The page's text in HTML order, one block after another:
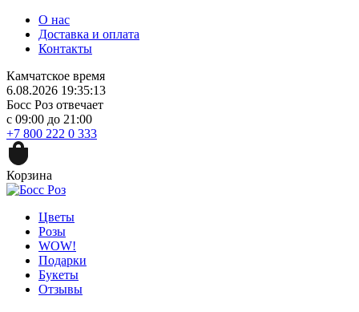
О нас
Доставка и оплата
Контакты
Камчатское время
6.08.2026 19:35:13
Босс Роз отвечает
с 09:00 до 21:00
+7 800 222 0 333
Корзина
Цветы
Розы
WOW!
Подарки
Букеты
Отзывы